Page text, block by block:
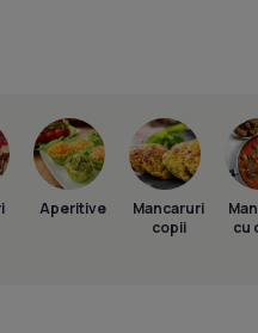
Aperitive
Mancaruri
copii
cu